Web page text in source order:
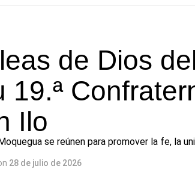
de Dios
19.ª
Ilo
se reúnen para promover la fe, la
28 de julio de 2026